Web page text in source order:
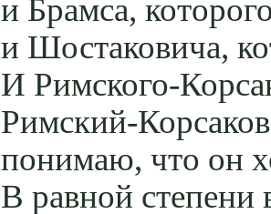
и Брамса,
и Шостаковича,
И Римского-
Римский-Корсаков
понимаю, что он
В равной